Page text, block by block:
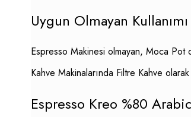
Uygun Olmayan Kullanımı
Espresso Makinesi olmayan, Moca Pot
Kahve Makinalarında Filtre Kahve
Espresso Kreo %80